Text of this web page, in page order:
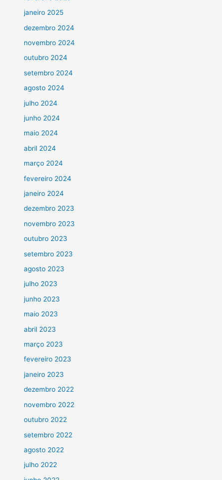
janeiro 2025
dezembro 2024
novembro 2024
outubro 2024
setembro 2024
agosto 2024
julho 2024
junho 2024
maio 2024
abril 2024
março 2024
fevereiro 2024
janeiro 2024
dezembro 2023
novembro 2023
outubro 2023
setembro 2023
agosto 2023
julho 2023
junho 2023
maio 2023
abril 2023
março 2023
fevereiro 2023
janeiro 2023
dezembro 2022
novembro 2022
outubro 2022
setembro 2022
agosto 2022
julho 2022